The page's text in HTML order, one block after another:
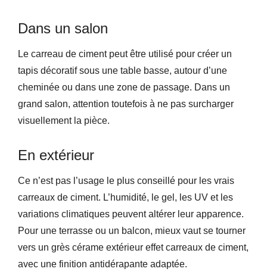
Dans un salon
Le carreau de ciment peut être utilisé pour créer un
tapis décoratif sous une table basse, autour d’une
cheminée ou dans une zone de passage. Dans un
grand salon, attention toutefois à ne pas surcharger
visuellement la pièce.
En extérieur
Ce n’est pas l’usage le plus conseillé pour les vrais
carreaux de ciment. L’humidité, le gel, les UV et les
variations climatiques peuvent altérer leur apparence.
Pour une terrasse ou un balcon, mieux vaut se tourner
vers un grès cérame extérieur effet carreaux de ciment,
avec une finition antidérapante adaptée.